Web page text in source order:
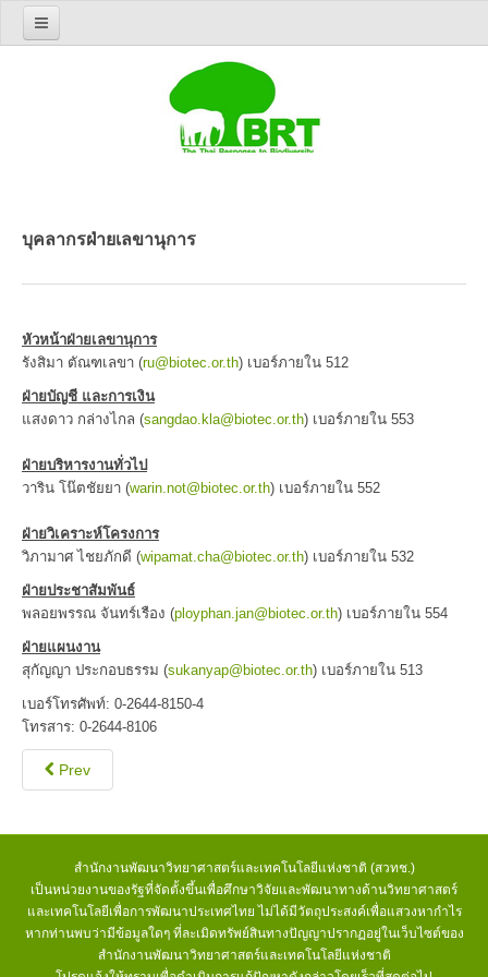
คณะกรรมการบริหาร
บุคลากรฝ่ายเลขานุการ
สิ่งตีพิมพ์ทางวิชาการ
บทคัดย่อโครงการวิจัย
บันทึกการประชุมวิชาการประจำปี
รายงานการวิจัยในโครงการ BRT
รายงานประจำปี
หนังสือจากโครงการ BRT
BRT Magazine
Research
บทความเผยแพร่
สิ่งมีชีวิตชนิดใหม่
ความหลากหลายทางชีวภาพ
ภาวะโลกร้อน
ประชุมวิชาการ
biod
บุคลากรฝ่ายเลขานุการ
หัวหน้าฝ่ายเลขานุการ
รังสิมา ตัณฑเลขา (ru@biotec.or.th) เบอร์ภายใน 512
ฝ่ายบัญชี และการเงิน
แสงดาว กล่างไกล (sangdao.kla@biotec.or.th) เบอร์ภายใน 553
ฝ่ายบริหารงานทั่วไป
วาริน โน๊ตชัยยา (warin.not@biotec.or.th) เบอร์ภายใน 552
ฝ่ายวิเคราะห์โครงการ
วิภามาศ ไชยภักดี (wipamat.cha@biotec.or.th) เบอร์ภายใน 532
ฝ่ายประชาสัมพันธ์
พลอยพรรณ จันทร์เรือง (ployphan.jan@biotec.or.th) เบอร์ภายใน 554
ฝ่ายแผนงาน
สุกัญญา ประกอบธรรม (sukanyap@biotec.or.th) เบอร์ภายใน 513
เบอร์โทรศัพท์: 0-2644-8150-4
โทรสาร: 0-2644-8106
Prev
สำนักงานพัฒนาวิทยาศาสตร์และเทคโนโลยีแห่งชาติ (สวทช.)
เป็นหน่วยงานของรัฐที่จัดตั้งขึ้นเพื่อศึกษาวิจัยและพัฒนาทางด้านวิทยาศาสตร์
และเทคโนโลยีเพื่อการพัฒนาประเทศไทย ไม่ได้มีวัตถุประสงค์เพื่อแสวงหากำไร
หากท่านพบว่ามีข้อมูลใดๆ ที่ละเมิดทรัพย์สินทางปัญญาปรากฏอยู่ในเว็บไซต์ของ
สำนักงานพัฒนาวิทยาศาสตร์และเทคโนโลยีแห่งชาติ